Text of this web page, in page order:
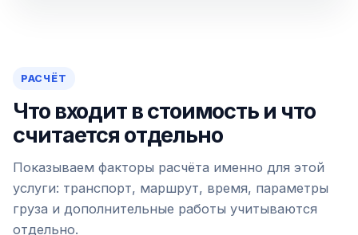
РАСЧЁТ
Что входит в стоимость и что
считается отдельно
Показываем факторы расчёта именно для этой
услуги: транспорт, маршрут, время, параметры
груза и дополнительные работы учитываются
отдельно.